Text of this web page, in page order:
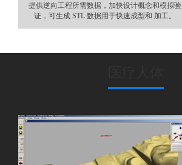
提供逆向工程所需数据，加快设计概念和模拟验
证，可生成 STL 数据用于快速成型和 加工。